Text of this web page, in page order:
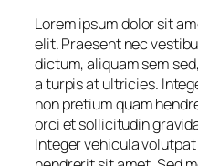
Lorem ipsum dolor sit
elit. Praesent nec
dictum, aliquam sem
a turpis at ultricies.
non pretium quam
orci et sollicitudin
Integer vehicula